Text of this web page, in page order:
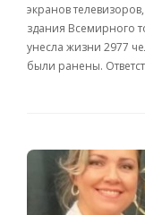
экранов
здания Всемирного
унесла жизни 2977
были ранены.